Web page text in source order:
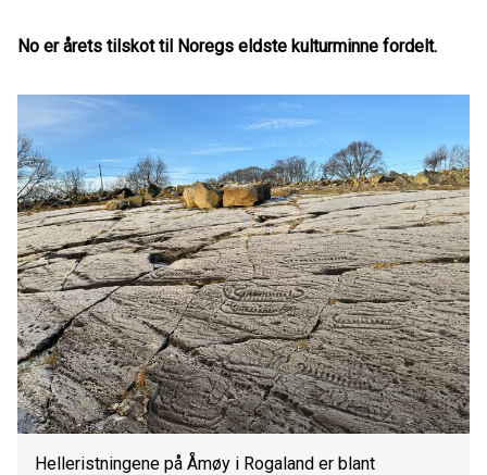
No er årets tilskot til Noregs eldste kulturminne fordelt.
Helleristningene på Åmøy i Rogaland er blant